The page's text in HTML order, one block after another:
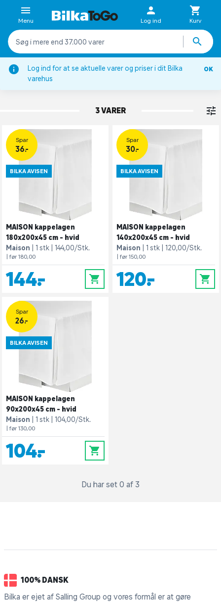
Log ind for at se aktuelle varer og priser i dit Bilka
varehus
OK
Menu Log ind Kurv
Lagner
KAPPELAGNER
3 VARER
Spar
36.-
BILKA AVISEN
MAISON kappelagen
180x200x45 cm - hvid
Maison
1 stk 144,00/Stk.
| før 180,00
144,- 0
Spar
30.-
BILKA AVISEN
MAISON kappelagen
140x200x45 cm - hvid
Maison
1 stk 120,00/Stk.
| før 150,00
120,- 0
Spar
26.-
BILKA AVISEN
MAISON kappelagen
90x200x45 cm - hvid
Maison
1 stk 104,00/Stk.
| før 130,00
104,- 0
Du har set 0 af 3
100% DANSK
Bilka er ejet af Salling Group og vores formål er at gøre